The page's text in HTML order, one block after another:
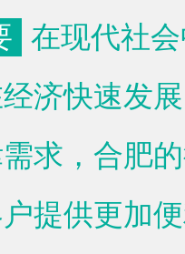
在现代社
济快速发
求，合肥
提供更加